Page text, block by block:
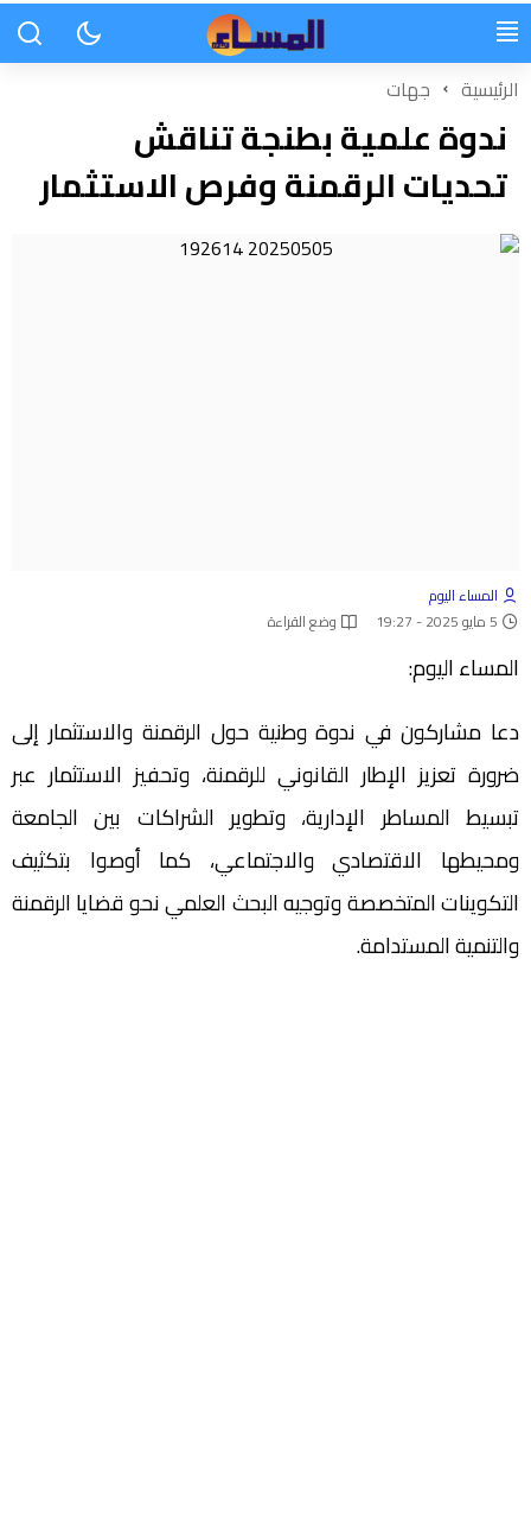
الرئيسية جهات
ندوة علمية بطنجة تناقش
تحديات الرقمنة وفرص الاستثمار
المساء اليوم
5 مايو 2025 - 19:27
وضع القراءة
المساء اليوم:
دعا مشاركون في ندوة وطنية حول الرقمنة والاستثمار إلى
ضرورة تعزيز الإطار القانوني للرقمنة، وتحفيز الاستثمار عبر
تبسيط المساطر الإدارية، وتطوير الشراكات بين الجامعة
ومحيطها الاقتصادي والاجتماعي، كما أوصوا بتكثيف
التكوينات المتخصصة وتوجيه البحث العلمي نحو قضايا الرقمنة
والتنمية المستدامة.